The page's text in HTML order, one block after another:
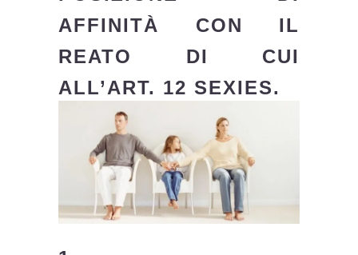
AFFINITÀ CON IL
REATO DI CUI
ALL’ART. 12 SEXIES.